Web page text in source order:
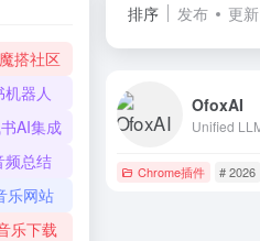
排序 发布 更新
OfoxAI
Chrome插件 # 2026
魔搭社区
机器人
AI集成
频总结
乐网站
乐下载